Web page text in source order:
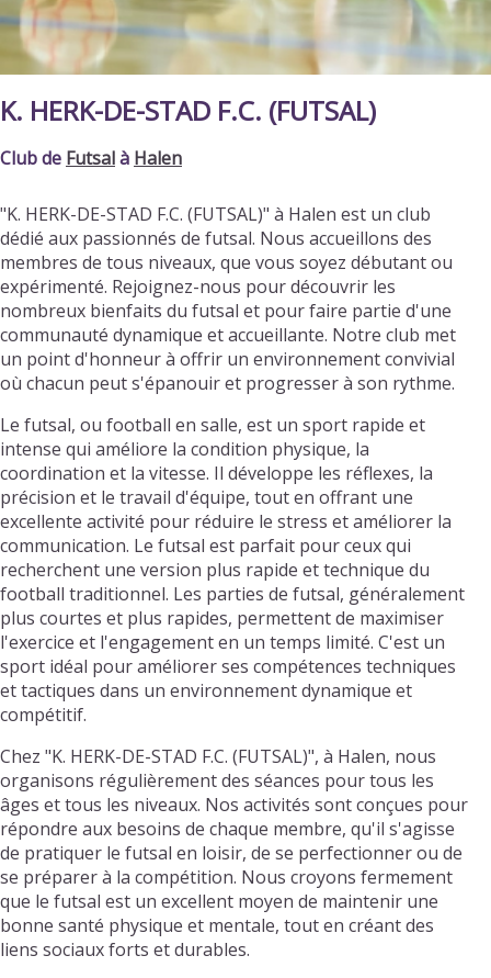
K. HERK-DE-STAD F.C. (FUTSAL)
Club de Futsalà Halen
"K. HERK-DE-STAD F.C. (FUTSAL)" à Halen est un club
dédié aux passionnés de futsal. Nous accueillons des
membres de tous niveaux, que vous soyez débutant ou
expérimenté. Rejoignez-nous pour découvrir les
nombreux bienfaits du futsal et pour faire partie d'une
communauté dynamique et accueillante. Notre club met
un point d'honneur à offrir un environnement convivial
où chacun peut s'épanouir et progresser à son rythme.
Le futsal, ou football en salle, est un sport rapide et
intense qui améliore la condition physique, la
coordination et la vitesse. Il développe les réflexes, la
précision et le travail d'équipe, tout en offrant une
excellente activité pour réduire le stress et améliorer la
communication. Le futsal est parfait pour ceux qui
recherchent une version plus rapide et technique du
football traditionnel. Les parties de futsal, généralement
plus courtes et plus rapides, permettent de maximiser
l'exercice et l'engagement en un temps limité. C'est un
sport idéal pour améliorer ses compétences techniques
et tactiques dans un environnement dynamique et
compétitif.
Chez "K. HERK-DE-STAD F.C. (FUTSAL)", à Halen, nous
organisons régulièrement des séances pour tous les
âges et tous les niveaux. Nos activités sont conçues pour
répondre aux besoins de chaque membre, qu'il s'agisse
de pratiquer le futsal en loisir, de se perfectionner ou de
se préparer à la compétition. Nous croyons fermement
que le futsal est un excellent moyen de maintenir une
bonne santé physique et mentale, tout en créant des
liens sociaux forts et durables.